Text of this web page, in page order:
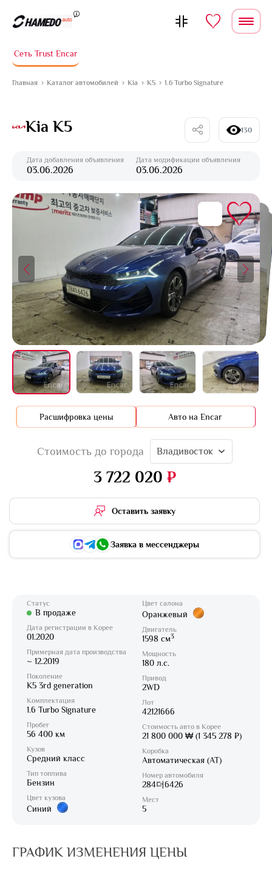
Сеть Trust Encar
Главная Каталог автомобилей Kia K5 1.6 Turbo Signature
Kia K5 130
Дата добавления объявления
03.06.2026
Дата модификации объявления
03.06.2026
Стоимость до города Владивосток
3 722 020 ₽
Оставить заявку
Заявка в мессенджеры
Статус
В продаже
Дата регистрации в Корее
01.2020
Примерная дата производства
~ 12.2019
Поколение
K5 3rd generation
Комплектация
1.6 Turbo Signature
Пробег
56 400 км
Кузов
Средний класс
Тип топлива
Бензин
Цвет кузова
Синий
Цвет салона
Оранжевый
Двигатель
1598 см3
Мощность
180 л.с.
Привод
2WD
Лот
42121666
Стоимость авто в Корее
21 800 000 ₩ (1 345 278 ₽)
Коробка
Автоматическая (AT)
Номер автомобиля
284더6426
Мест
5
ГРАФИК ИЗМЕНЕНИЯ ЦЕНЫ
Расшифровка цены Авто на Encar